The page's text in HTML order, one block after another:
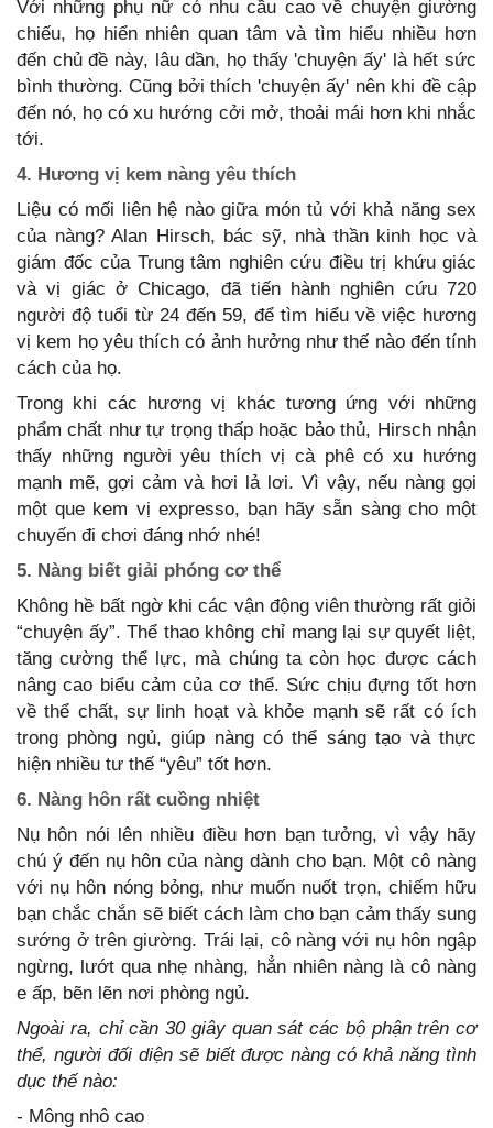
Với những phụ nữ có nhu cầu cao về chuyện giường
chiếu, họ hiển nhiên quan tâm và tìm hiểu nhiều hơn
đến chủ đề này, lâu dần, họ thấy 'chuyện ấy' là hết sức
bình thường. Cũng bởi thích 'chuyện ấy' nên khi đề cập
đến nó, họ có xu hướng cởi mở, thoải mái hơn khi nhắc
tới.
4. Hương vị kem nàng yêu thích
Liệu có mối liên hệ nào giữa món tủ với khả năng sex
của nàng? Alan Hirsch, bác sỹ, nhà thần kinh học và
giám đốc của Trung tâm nghiên cứu điều trị khứu giác
và vị giác ở Chicago, đã tiến hành nghiên cứu 720
người độ tuổi từ 24 đến 59, để tìm hiểu về việc hương
vị kem họ yêu thích có ảnh hưởng như thế nào đến tính
cách của họ.
Trong khi các hương vị khác tương ứng với những
phẩm chất như tự trọng thấp hoặc bảo thủ, Hirsch nhận
thấy những người yêu thích vị cà phê có xu hướng
mạnh mẽ, gợi cảm và hơi lả lơi. Vì vậy, nếu nàng gọi
một que kem vị expresso, bạn hãy sẵn sàng cho một
chuyến đi chơi đáng nhớ nhé!
5. Nàng biết giải phóng cơ thể
Không hề bất ngờ khi các vận động viên thường rất giỏi
“chuyện ấy”. Thể thao không chỉ mang lại sự quyết liệt,
tăng cường thể lực, mà chúng ta còn học được cách
nâng cao biểu cảm của cơ thể. Sức chịu đựng tốt hơn
về thể chất, sự linh hoạt và khỏe mạnh sẽ rất có ích
trong phòng ngủ, giúp nàng có thể sáng tạo và thực
hiện nhiều tư thế “yêu” tốt hơn.
6. Nàng hôn rất cuồng nhiệt
Nụ hôn nói lên nhiều điều hơn bạn tưởng, vì vậy hãy
chú ý đến nụ hôn của nàng dành cho bạn. Một cô nàng
với nụ hôn nóng bỏng, như muốn nuốt trọn, chiếm hữu
bạn chắc chắn sẽ biết cách làm cho bạn cảm thấy sung
sướng ở trên giường. Trái lại, cô nàng với nụ hôn ngập
ngừng, lướt qua nhẹ nhàng, hẳn nhiên nàng là cô nàng
e ấp, bẽn lẽn nơi phòng ngủ.
Ngoài ra, chỉ cần 30 giây quan sát các bộ phận trên cơ
thể, người đối diện sẽ biết được nàng có khả năng tình
dục thế nào:
- Mông nhô cao